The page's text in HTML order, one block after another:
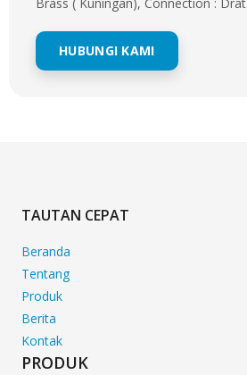
HUBUNGI KAMI
TAUTAN CEPAT
Beranda
Tentang
Produk
Berita
Kontak
PRODUK